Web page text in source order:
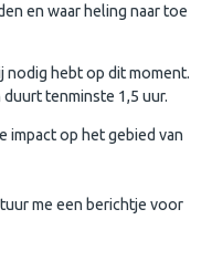
en waar heling naar toe
nodig hebt op dit moment.
duurt tenminste 1,5 uur.
impact op het gebied van
me een berichtje voor